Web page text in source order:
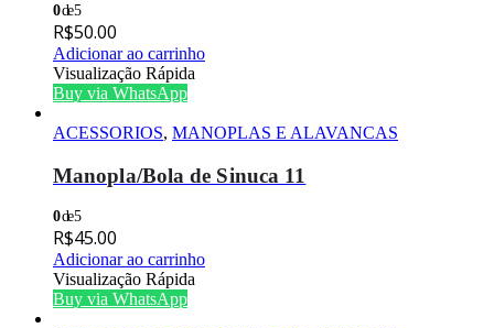
0de 5
R$50.00
Adicionar ao carrinho
Visualização Rápida
Buy via WhatsApp
ACESSORIOS, MANOPLAS E ALAVANCAS
Manopla/Bola de Sinuca 11
0de 5
R$45.00
Adicionar ao carrinho
Visualização Rápida
Buy via WhatsApp